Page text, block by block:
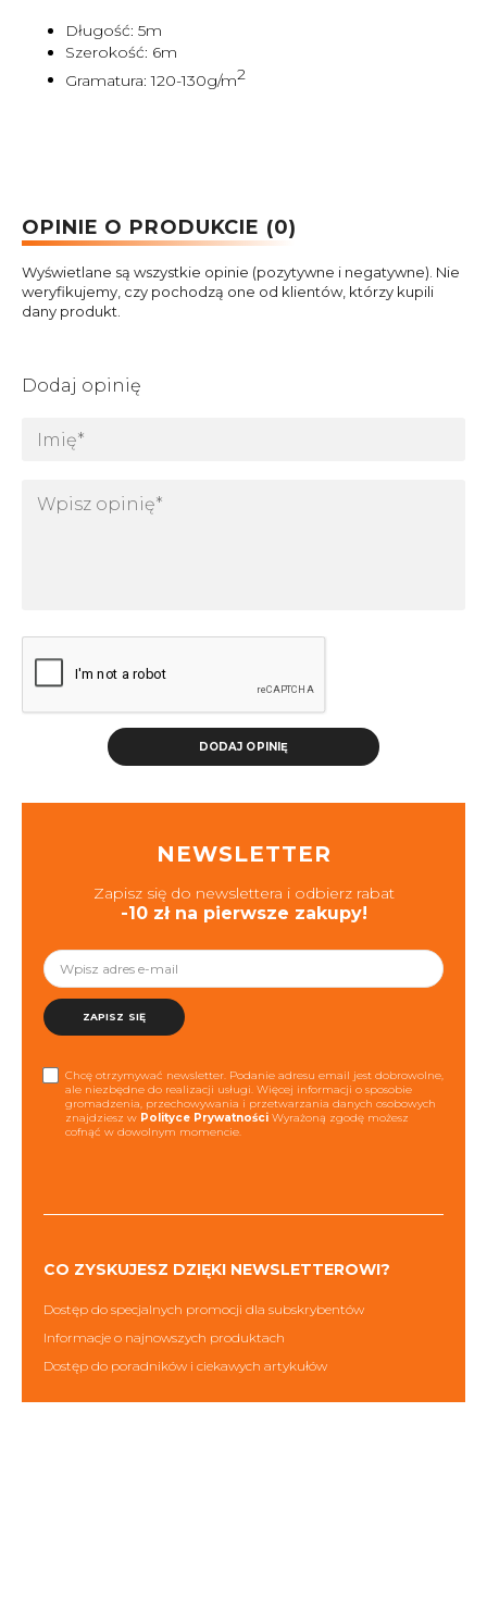
Długość: 5m
Szerokość: 6m
Gramatura: 120-130g/m2
OPINIE O PRODUKCIE (0)
Wyświetlane są wszystkie opinie (pozytywne i negatywne). Nie
weryfikujemy, czy pochodzą one od klientów, którzy kupili
dany produkt.
Dodaj opinię
DODAJ OPINIĘ
NEWSLETTER
Zapisz się do newslettera i odbierz rabat
-10 zł na pierwsze zakupy!
ZAPISZ SIĘ
Chcę otrzymywać newsletter. Podanie adresu email jest dobrowolne,
ale niezbędne do realizacji usługi. Więcej informacji o sposobie
gromadzenia, przechowywania i przetwarzania danych osobowych
znajdziesz w Polityce Prywatności Wyrażoną zgodę możesz
cofnąć w dowolnym momencie.
CO ZYSKUJESZ DZIĘKI NEWSLETTEROWI?
Dostęp do specjalnych promocji dla subskrybentów
Informacje o najnowszych produktach
Dostęp do poradników i ciekawych artykułów